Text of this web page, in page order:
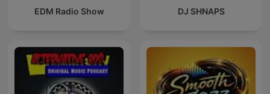
EDM Radio Show DJ SHNAPS